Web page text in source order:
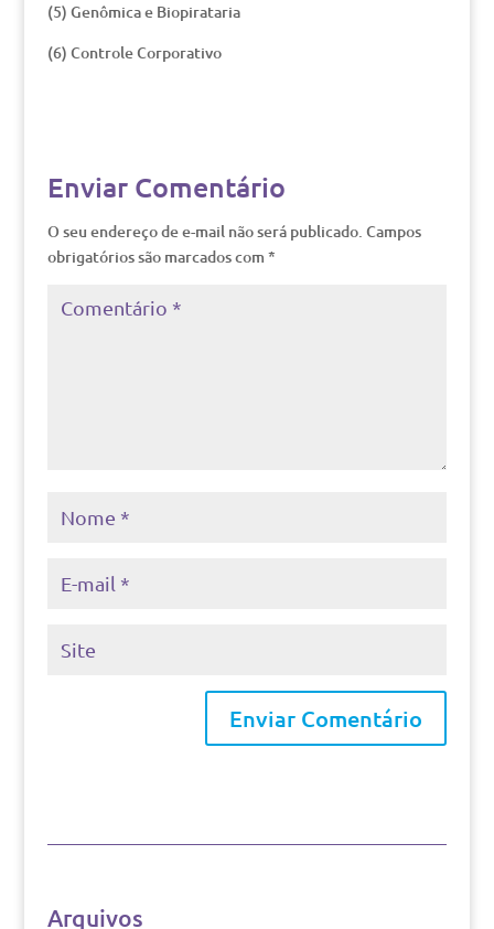
(5) Genômica e Biopirataria
(6) Controle Corporativo
Enviar Comentário
O seu endereço de e-mail não será publicado. Campos
obrigatórios são marcados com *
Arquivos